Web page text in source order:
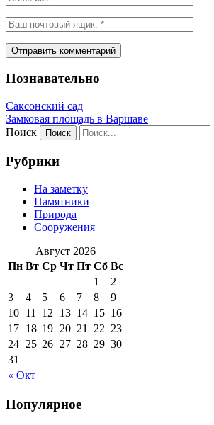
Познавательно
Саксонский сад
Замковая площадь в Варшаве
Поиск
Рубрики
На заметку
Памятники
Природа
Сооружения
Август 2026
Пн Вт Ср Чт Пт Сб Вс
« Окт
1
2
3
4 5 6 7 8
9
10 11 12 13 14 15 16
17 18 19 20 21 22 23
24 25 26 27 28 29 30
31
Популярное